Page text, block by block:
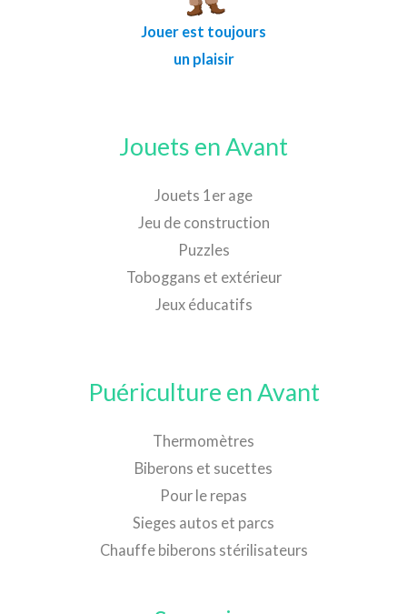
Jouer est toujours
un plaisir
Jouets en Avant
Jouets 1er age
Jeu de construction
Puzzles
Toboggans et extérieur
Jeux éducatifs
Puériculture en Avant
Thermomètres
Biberons et sucettes
Pour le repas
Sieges autos et parcs
Chauffe biberons stérilisateurs